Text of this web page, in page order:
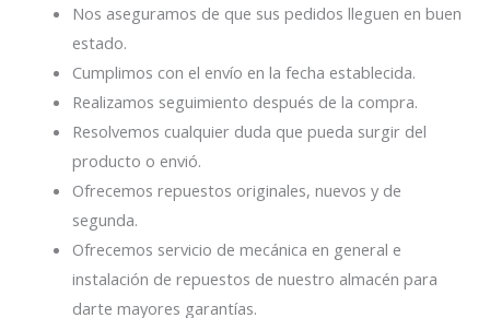
Nos aseguramos de que sus pedidos lleguen en buen
estado.
Cumplimos con el envío en la fecha establecida.
Realizamos seguimiento después de la compra.
Resolvemos cualquier duda que pueda surgir del
producto o envió.
Ofrecemos repuestos originales, nuevos y de
segunda.
Ofrecemos servicio de mecánica en general e
instalación de repuestos de nuestro almacén para
darte mayores garantías.